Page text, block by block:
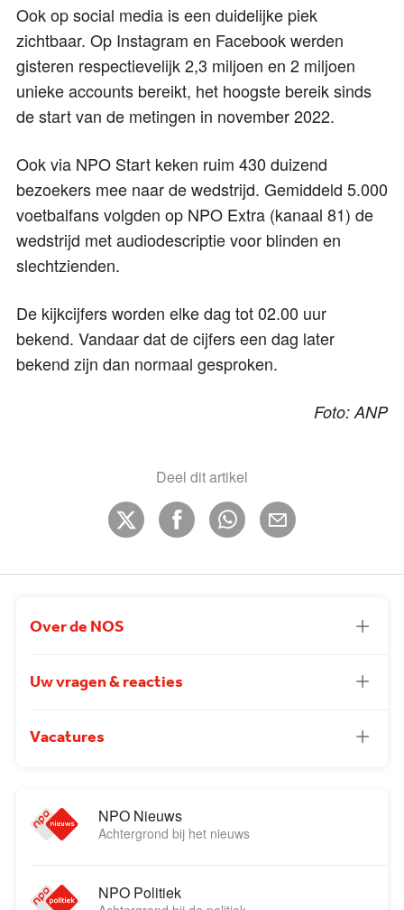
Ook op social media is een duidelijke piek
zichtbaar. Op Instagram en Facebook werden
gisteren respectievelijk 2,3 miljoen en 2 miljoen
unieke accounts bereikt, het hoogste bereik sinds
de start van de metingen in november 2022.
Ook via NPO Start keken ruim 430 duizend
bezoekers mee naar de wedstrijd. Gemiddeld 5.000
voetbalfans volgden op NPO Extra (kanaal 81) de
wedstrijd met audiodescriptie voor blinden en
slechtzienden.
De kijkcijfers worden elke dag tot 02.00 uur
bekend. Vandaar dat de cijfers een dag later
bekend zijn dan normaal gesproken.
Foto: ANP
Deel dit artikel
Over de NOS
Uw vragen & reacties
Vacatures
NPO Nieuws
Achtergrond bij het nieuws
NPO Politiek